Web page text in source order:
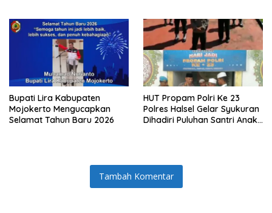
Bupati Lira Kabupaten
Mojokerto Mengucapkan
Selamat Tahun Baru 2026
HUT Propam Polri Ke 23
Polres Halsel Gelar Syukuran
Dihadiri Puluhan Santri Anak
Tambah Komentar